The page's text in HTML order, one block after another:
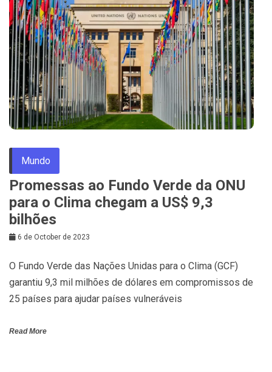
Mundo
Promessas ao Fundo Verde da ONU
para o Clima chegam a US$ 9,3
bilhões
6 de October de 2023
O Fundo Verde das Nações Unidas para o Clima (GCF)
garantiu 9,3 mil milhões de dólares em compromissos de
25 países para ajudar países vulneráveis
Read More